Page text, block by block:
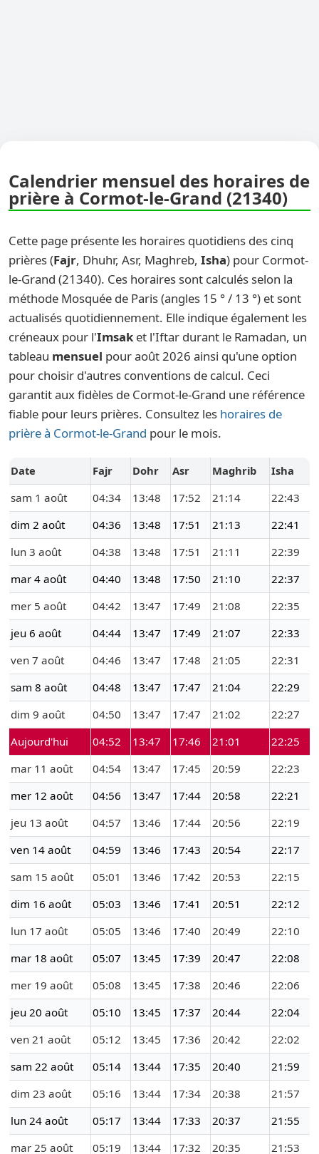
Calendrier mensuel des horaires de
prière à Cormot-le-Grand (21340)
Cette page présente les horaires quotidiens des cinq
prières (Fajr, Dhuhr, Asr, Maghreb, Isha) pour Cormot-
le-Grand (21340). Ces horaires sont calculés selon la
méthode Mosquée de Paris (angles 15 ° / 13 °) et sont
actualisés quotidiennement. Elle indique également les
créneaux pour l'Imsak et l'Iftar durant le Ramadan, un
tableau mensuel pour août 2026 ainsi qu'une option
pour choisir d'autres conventions de calcul. Ceci
garantit aux fidèles de Cormot-le-Grand une référence
fiable pour leurs prières. Consultez les horaires de
prière à Cormot-le-Grand pour le mois.
Date Fajr Dohr Asr Maghrib
Isha
sam 1 août
04:34 13:48 17:52 21:14
22:43
dim 2 août
04:36 13:48 17:51 21:13
22:41
lun 3 août
04:38 13:48 17:51 21:11
22:39
mar 4 août
04:40 13:48 17:50 21:10
22:37
mer 5 août
04:42 13:47 17:49 21:08
22:35
jeu 6 août
04:44 13:47 17:49 21:07
22:33
ven 7 août
04:46 13:47 17:48 21:05
22:31
sam 8 août
04:48 13:47 17:47 21:04
22:29
dim 9 août
04:50 13:47 17:47 21:02
22:27
Aujourd'hui
04:52 13:47 17:46 21:01
22:25
mar 11 août
04:54 13:47 17:45 20:59
22:23
mer 12 août
04:56 13:47 17:44 20:58
22:21
jeu 13 août
04:57 13:46 17:44 20:56
22:19
ven 14 août
04:59 13:46 17:43 20:54
22:17
sam 15 août
05:01 13:46 17:42 20:53
22:15
dim 16 août
05:03 13:46 17:41 20:51
22:12
lun 17 août
05:05 13:46 17:40 20:49
22:10
mar 18 août
05:07 13:45 17:39 20:47
22:08
mer 19 août
05:08 13:45 17:38 20:46
22:06
jeu 20 août
05:10 13:45 17:37 20:44
22:04
ven 21 août
05:12 13:45 17:36 20:42
22:02
sam 22 août
05:14 13:44 17:35 20:40
21:59
dim 23 août
05:16 13:44 17:34 20:38
21:57
lun 24 août
05:17 13:44 17:33 20:37
21:55
mar 25 août
05:19 13:44 17:32 20:35 21:53